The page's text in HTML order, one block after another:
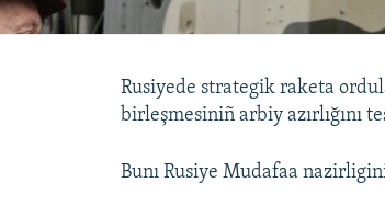
Rusiyede strategik raketa
birleşmesiniñ arbiy azırlığını
Bunı Rusiye Mudafaa